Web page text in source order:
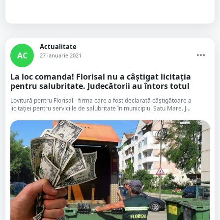
AC
Actualitate
27 ianuarie 2021
La loc comanda! Florisal nu a câștigat licitația
pentru salubritate. Judecătorii au întors totul
Lovitură pentru Florisal - firma care a fost declarată câștigătoare a
licitației pentru serviciile de salubritate în municipiul Satu Mare. J...